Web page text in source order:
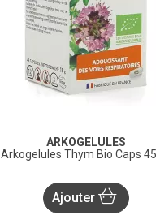
ARKOGELULES
Arkogelules Thym Bio Caps
Ajouter